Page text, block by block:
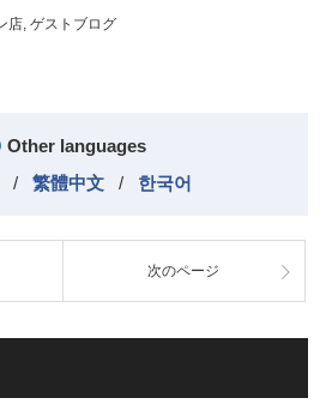
店, ゲストブログ
Other languages
/ 繁體中文 / 한국어
次のページ